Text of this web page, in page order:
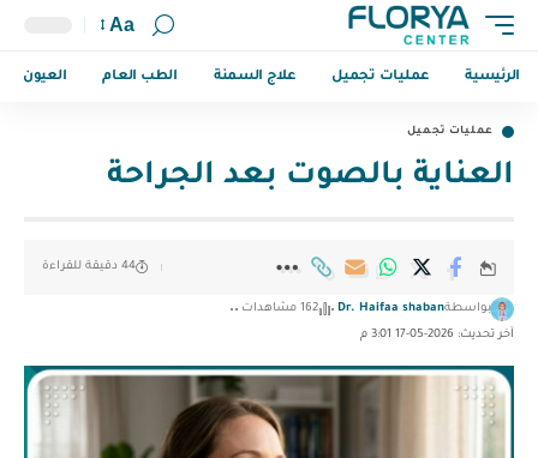
Aa
الرئيسية عمليات تجميل علاج السمنة الطب العام العيون
عمليات تجميل
العناية بالصوت بعد الجراحة
آخر تحديث: 2026-05-17 3:01 م
بواسطةDr. Haifaa shaban 162 مشاهدات
44 دقيقة للقراءة